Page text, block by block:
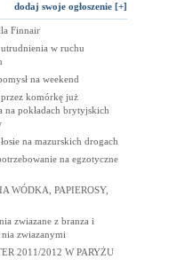
dodaj swoje ogłoszenie [+]
Finnair
w ruchu
na weekend
komórkę już
na pokładach brytyjskich
na mazurskich drogach
na egzotyczne
WÓDKA, PAPIEROSY,
zwiazane z branza i
zwiazanymi
2011/2012 W PARYŻU